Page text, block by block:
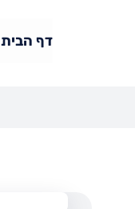
דף הבית